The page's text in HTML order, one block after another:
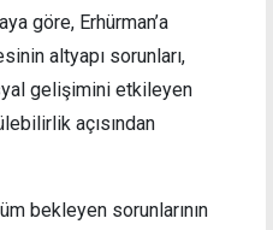
göre, Erhürman’a
altyapı sorunları,
gelişimini etkileyen
açısından
bekleyen sorunlarının